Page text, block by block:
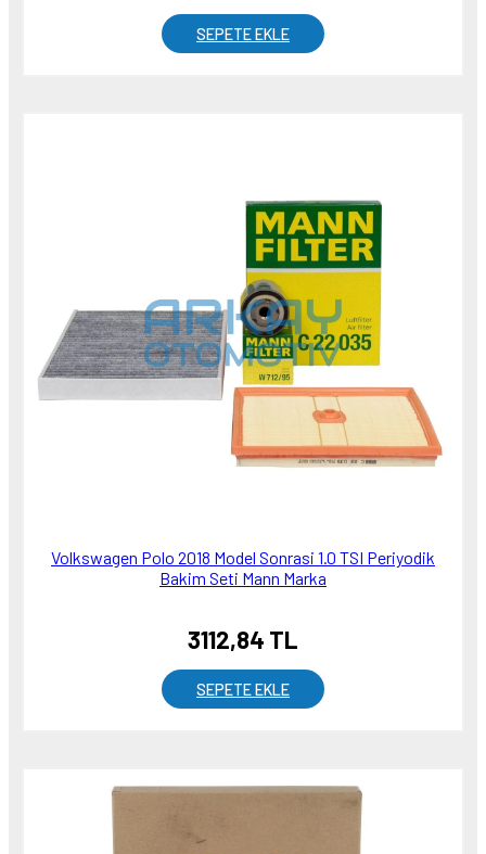
SEPETE EKLE
Volkswagen Polo 2018 Model Sonrasi 1.0 TSI Periyodik
Bakim Seti Mann Marka
3112,84 TL
SEPETE EKLE